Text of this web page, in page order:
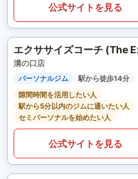
公式サイトを見る
エクササイズコーチ (The
溝の口店
パーソナルジム
駅から徒歩14分
隙間時間を活用したい人
駅から5分以内のジムに通いたい人
セミパーソナルを始めたい人
公式サイトを見る